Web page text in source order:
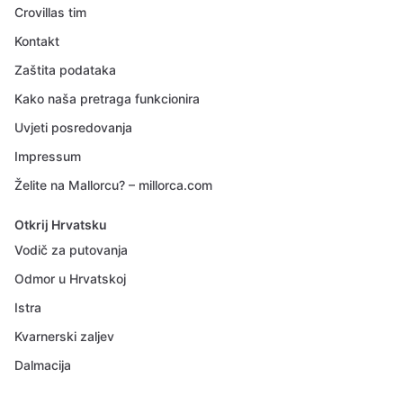
Crovillas tim
Kontakt
Zaštita podataka
Kako naša pretraga funkcionira
Uvjeti posredovanja
Impressum
Želite na Mallorcu? – millorca.com
Otkrij Hrvatsku
Vodič za putovanja
Odmor u Hrvatskoj
Istra
Kvarnerski zaljev
Dalmacija